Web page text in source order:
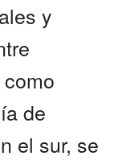
y
de
el sur, se